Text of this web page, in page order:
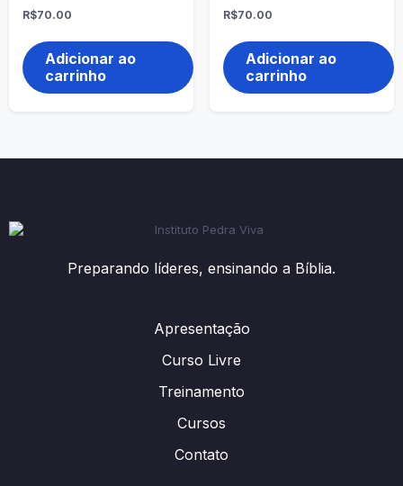
R$70.00
Adicionar ao
carrinho
R$70.00
Adicionar ao
carrinho
Preparando líderes, ensinando a Bíblia.
Apresentação
Curso Livre
Treinamento
Cursos
Contato